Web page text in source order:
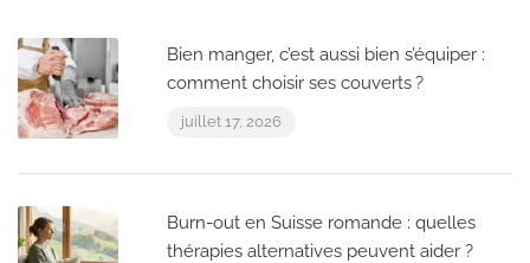
Bien manger, c’est aussi bien s’équiper :
comment choisir ses couverts ?
juillet 17, 2026
Burn-out en Suisse romande : quelles
thérapies alternatives peuvent aider ?